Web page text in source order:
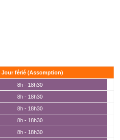
Jour férié (Assomption)
8h - 18h30
8h - 18h30
8h - 18h30
8h - 18h30
8h - 18h30